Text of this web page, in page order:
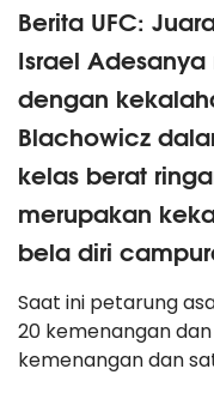
Berita UFC:
Israel
dengan
Blachowicz
kelas berat
merupakan
bela diri
Saat ini petarung
20 kemenangan
kemenangan dan